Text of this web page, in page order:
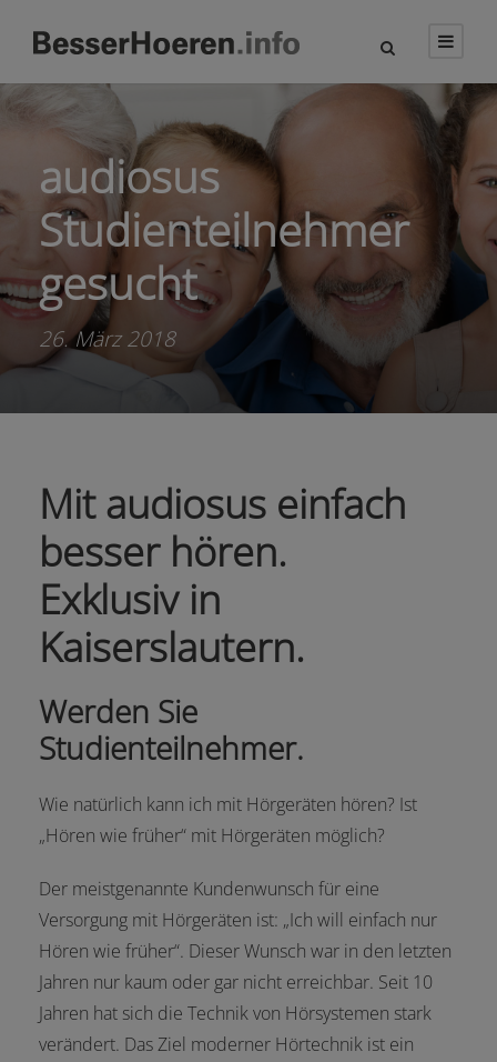
audiosus
Studienteilnehmer
gesucht
26. März 2018
Mit audiosus einfach
besser hören.
Exklusiv in
Kaiserslautern.
Werden Sie
Studienteilnehmer.
Wie natürlich kann ich mit Hörgeräten hören? Ist
„Hören wie früher“ mit Hörgeräten möglich?
Der meistgenannte Kundenwunsch für eine
Versorgung mit Hörgeräten ist: „Ich will einfach nur
Hören wie früher“. Dieser Wunsch war in den letzten
Jahren nur kaum oder gar nicht erreichbar. Seit 10
Jahren hat sich die Technik von Hörsystemen stark
verändert. Das Ziel moderner Hörtechnik ist ein